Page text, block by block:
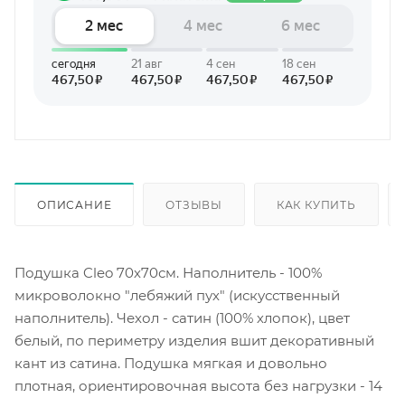
ОПИСАНИЕ ОТЗЫВЫ КАК КУПИТЬ
Подушка Cleo 70х70см. Наполнитель - 100%
микроволокно "лебяжий пух" (искусственный
наполнитель). Чехол - сатин (100% хлопок), цвет
белый, по периметру изделия вшит декоративный
кант из сатина. Подушка мягкая и довольно
плотная, ориентировочная высота без нагрузки - 14